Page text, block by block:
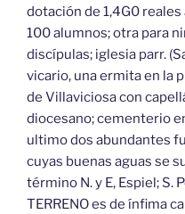
dotación de 1,4G0
100 alumnos; otra para
discípulas; iglesia parr.
vicario, una ermita en la
de Villaviciosa con
diocesano; cementerio
ultimo dos abundantes
cuyas buenas aguas se
término N. y E, Espiel; S.
TERRENO es de ínfima